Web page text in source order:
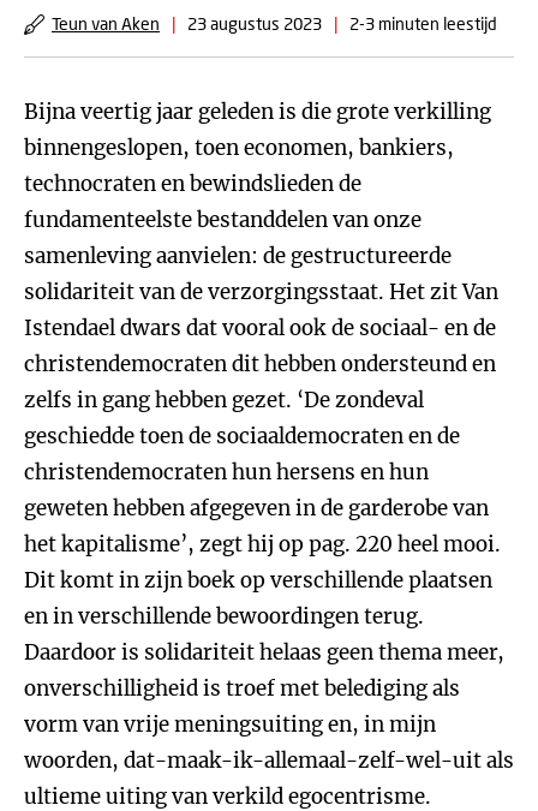
Teun van Aken | 23 augustus 2023 | 2-3 minuten leestijd
Bijna veertig jaar geleden is die grote verkilling
binnengeslopen, toen economen, bankiers,
technocraten en bewindslieden de
fundamenteelste bestanddelen van onze
samenleving aanvielen: de gestructureerde
solidariteit van de verzorgingsstaat. Het zit Van
Istendael dwars dat vooral ook de sociaal- en de
christendemocraten dit hebben ondersteund en
zelfs in gang hebben gezet. ‘De zondeval
geschiedde toen de sociaaldemocraten en de
christendemocraten hun hersens en hun
geweten hebben afgegeven in de garderobe van
het kapitalisme’, zegt hij op pag. 220 heel mooi.
Dit komt in zijn boek op verschillende plaatsen
en in verschillende bewoordingen terug.
Daardoor is solidariteit helaas geen thema meer,
onverschilligheid is troef met belediging als
vorm van vrije meningsuiting en, in mijn
woorden, dat-maak-ik-allemaal-zelf-wel-uit als
ultieme uiting van verkild egocentrisme.